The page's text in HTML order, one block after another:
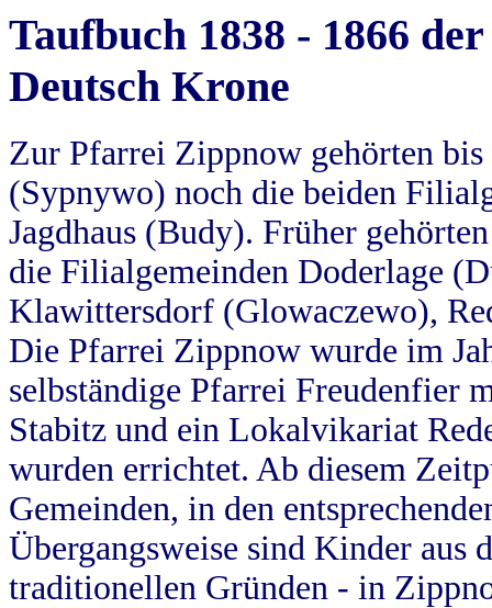
Taufbuch 1838 - 1866
Deutsch Krone
Zur Pfarrei Zippnow gehörten
(Sypnywo) noch die beiden
Jagdhaus (Budy). Früher
die Filialgemeinden Doderlage
Klawittersdorf (Glowaczewo),
Die Pfarrei Zippnow wurde im
selbständige Pfarrei Freudenfier
Stabitz und ein Lokalvikariat
wurden errichtet. Ab diesem
Gemeinden, in den
Übergangsweise sind Kinder aus
traditionellen Gründen - in